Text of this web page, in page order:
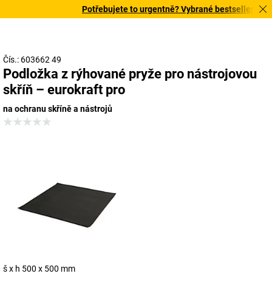
Potřebujete to urgentně? Vybrané bestsellery
Čís.: 603662 49
Podložka z rýhované pryže pro nástrojovou
skříň – eurokraft pro
na ochranu skříně a nástrojů
š x h 500 x 500 mm